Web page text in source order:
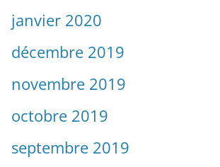
janvier 2020
décembre 2019
novembre 2019
octobre 2019
septembre 2019